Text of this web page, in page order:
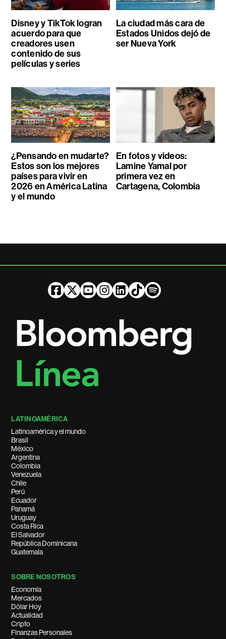
Disney y TikTok logran
acuerdo para que
creadores usen
contenido de sus
películas y series
La ciudad más cara de
Estados Unidos dejó de
ser Nueva York
¿Pensando en mudarte?
Estos son los mejores
países para vivir en
2026 en América Latina
y el mundo
En fotos y videos:
Lamine Yamal por
primera vez en
Cartagena, Colombia
LATINOAMÉRICA
Latinoamérica y el mundo
Brasil
México
Argentina
Colombia
Venezuela
Chile
Perú
Ecuador
Panamá
Uruguay
Costa Rica
El Salvador
República Dominicana
Guatemala
SOBRE NOSOTROS
Economía
Mercados
Dólar Hoy
Actualidad
Cripto
Finanzas Personales